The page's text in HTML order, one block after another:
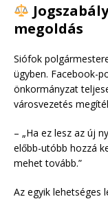
megoldás
Siófok
ügyben. Facebook-
önkormányzat
városvezetés
– „Ha ez lesz az új
előbb-utóbb hozzá
mehet tovább.”
Az egyik lehetséges